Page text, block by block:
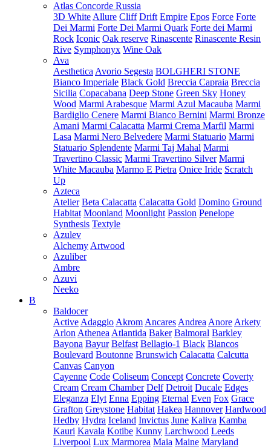
Atlas Concorde Russia
3D White Allure Cliff Drift Empire Epos Force Forte
Dei Marmi Forte Dei Marmi Quark Forte dei Marmi
Rock Iconic Oak reserve Rinascente Rinascente Resin
Rive Symphonyx Wine Oak
Ava
Aesthetica Avorio Segesta BOLGHERI STONE
Bianco Imperiale Black Gold Breccia Capraia Breccia
Sicilia Copacabana Deep Stone Green Sky Honey
Wood Marmi Arabesque Marmi Azul Macauba Marmi
Bardiglio Cenere Marmi Bianco Bernini Marmi Bronze
Amani Marmi Calacatta Marmi Crema Marfil Marmi
Lasa Marmi Nero Belvedere Marmi Statuario Marmi
Statuario Splendente Marmi Taj Mahal Marmi
Travertino Classic Marmi Travertino Silver Marmi
White Macauba Marmo E Pietra Onice Iride Scratch
Up
Azteca
Atelier Beta Calacatta Calacatta Gold Domino Ground
Habitat Moonland Moonlight Passion Penelope
Synthesis Textyle
Azulev
Alchemy Artwood
Azuliber
Ambre
Azuvi
Neeko
B
Baldocer
Active Adaggio Akrom Ancares Andrea Anore Arkety
Arlon Athenea Atlantida Baker Balmoral Barkley
Bayona Bayur Belfast Bellagio-1 Black Blancos
Boulevard Boutonne Brunswich Calacatta Calcutta
Canvas Canyon
Cayenne Code Coliseum Concept Concrete Coverty
Cream Cream Chamber Delf Detroit Ducale Edges
Eleganza Elyt Enna Epping Eternal Even Fox Grace
Grafton Greystone Habitat Hakea Hannover Hardwood
Hedby Hydra Iceland Invictus June Kaliva Kamba
Kauri Kavala Kotibe Kunny Larchwood Leeds
Liverpool Lux Marmorea Maia Maine Maryland